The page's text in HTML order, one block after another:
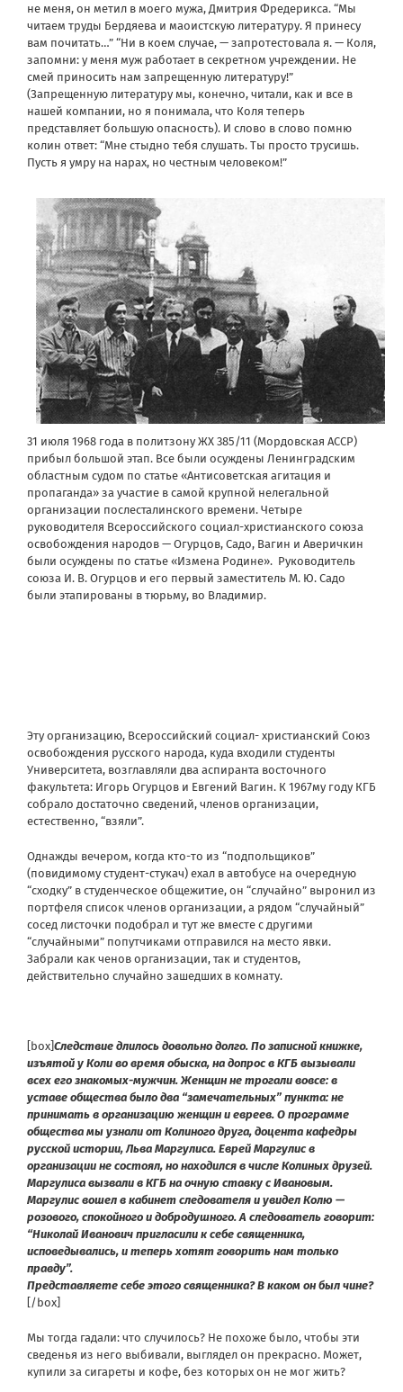
не меня, он метил в моего мужа, Дмитрия Фредерикса. “Мы
читаем труды Бердяева и маоистскую литературу. Я принесу
вам почитать…” “Ни в коем случае, — запротестовала я. — Коля,
запомни: у меня муж работает в секретном учреждении. Не
смей приносить нам запрещенную литературу!”
(Запрещенную литературу мы, конечно, читали, как и все в
нашей компании, но я понимала, что Коля теперь
представляет большую опасность). И слово в слово помню
колин ответ: “Мне стыдно тебя слушать. Ты просто трусишь.
Пусть я умру на нарах, но честным человеком!”
31 июля 1968 года в политзону ЖХ 385/11 (Мордовская АССР)
прибыл большой этап. Все были осуждены Ленинградским
областным судом по статье «Антисоветская агитация и
пропаганда» за участие в самой крупной нелегальной
организации послесталинского времени. Четыре
руководителя Всероссийского социал-христианского союза
освобождения народов — Огурцов, Садо, Вагин и Аверичкин
были осуждены по статье «Измена Родине». Руководитель
союза И. В. Огурцов и его первый заместитель М. Ю. Садо
были этапированы в тюрьму, во Владимир.
Эту организацию, Всероссийский социал- христианский Союз
освобождения русского народа, куда входили студенты
Университета, возглавляли два аспиранта восточного
факультета: Игорь Огурцов и Евгений Вагин. К 1967му году КГБ
собрало достаточно сведений, членов организации,
естественно, “взяли”.
Однажды вечером, когда кто-то из “подпольщиков”
(повидимому студент-стукач) ехал в автобусе на очередную
“сходку” в студенческое общежитие, он “случайно” выронил из
портфеля список членов организации, а рядом “случайный”
сосед листочки подобрал и тут же вместе с другими
“случайными” попутчиками отправился на место явки.
Забрали как ченов организации, так и студентов,
действительно случайно зашедших в комнату.
[box] Следствие длилось довольно долго. По записной книжке,
изъятой у Коли во время обыска, на допрос в КГБ вызывали
всех его знакомых-мужчин. Женщин не трогали вовсе: в
уставе общества было два “замечательных” пункта: не
принимать в организацию женщин и евреев. О программе
общества мы узнали от Колиного друга, доцента кафедры
русской истории, Льва Маргулиса. Еврей Маргулис в
организации не состоял, но находился в числе Колиных друзей.
Маргулиса вызвали в КГБ на очную ставку с Ивановым.
Маргулис вошел в кабинет следователя и увидел Колю —
розового, спокойного и добродушного. А следователь говорит:
“Николай Иванович пригласили к себе священника,
исповедывались, и теперь хотят говорить нам только
правду”.
Представляете себе этого священника? В каком он был чине?
[/box]
Мы тогда гадали: что случилось? Не похоже было, чтобы эти
сведенья из него выбивали, выглядел он прекрасно. Может,
купили за сигареты и кофе, без которых он не мог жить?